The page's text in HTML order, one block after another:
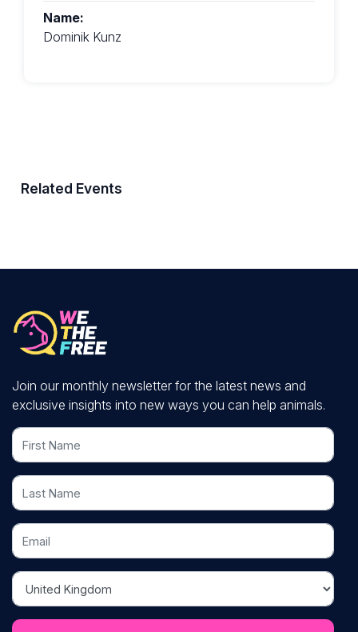
Name:
Dominik Kunz
Related Events
Join our monthly newsletter for the latest news and
exclusive insights into new ways you can help animals.
First Name
Last Name
Email
Country